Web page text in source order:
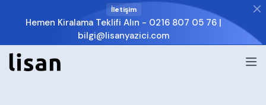
İletişim
Hemen Kiralama Teklifi Alın - 0216 807 05 76 |
bilgi@lisanyazici.com